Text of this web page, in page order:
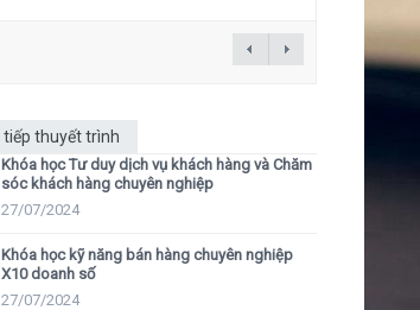
tiếp thuyết trình
Khóa học Tư duy dịch vụ khách hàng và Chăm
sóc khách hàng chuyên nghiệp
27/07/2024
Khóa học kỹ năng bán hàng chuyên nghiệp
X10 doanh số
27/07/2024